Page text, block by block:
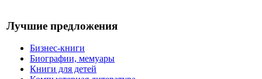
Лучшие предложения
Бизнес-книги
Биографии, мемуары
Книги для детей